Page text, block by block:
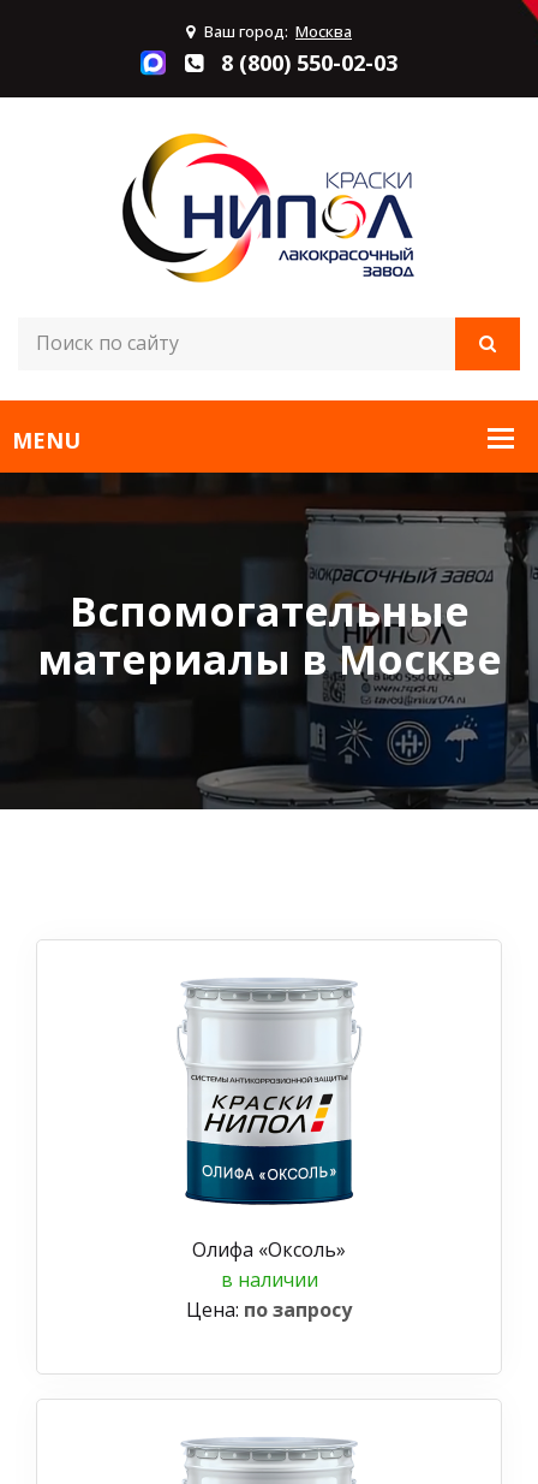
Ваш город: Москва
8 (800) 550-02-03
Вспомогательные
материалы в Москве
Олифа «Оксоль»
в наличии
Цена: по запросу